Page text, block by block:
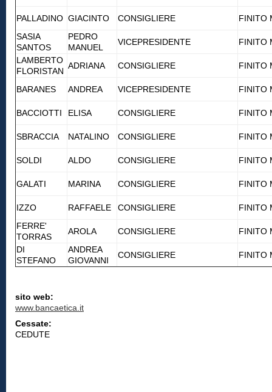
PALLADINO GIACINTO CONSIGLIERE
FINITO
SASIA
SANTOS
PEDRO
MANUEL
VICEPRESIDENTE
FINITO
LAMBERTO
FLORISTAN
ADRIANA CONSIGLIERE FINITO
BARANES ANDREA VICEPRESIDENTE FINITO
BACCIOTTI ELISA CONSIGLIERE FINITO
SBRACCIA NATALINO CONSIGLIERE FINITO
SOLDI ALDO CONSIGLIERE FINITO
GALATI MARINA CONSIGLIERE FINITO
IZZO RAFFAELE CONSIGLIERE
FINITO
FERRE'
TORRAS
AROLA CONSIGLIERE
FINITO
DI
STEFANO
ANDREA
GIOVANNI
CONSIGLIERE FINITO
sito web:
www.bancaetica.it
Cessate:
CEDUTE